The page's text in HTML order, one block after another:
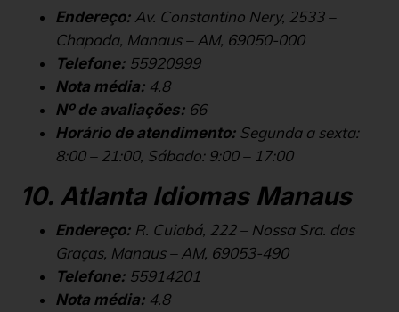
Endereço: Av. Constantino Nery, 2533 –
Chapada, Manaus – AM, 69050-000
Telefone: 55920999
Nota média: 4.8
Nº de avaliações: 66
Horário de atendimento: Segunda a sexta:
8:00 – 21:00, Sábado: 9:00 – 17:00
10. Atlanta Idiomas Manaus
Endereço: R. Cuiabá, 222 – Nossa Sra. das
Graças, Manaus – AM, 69053-490
Telefone: 55914201
Nota média: 4.8